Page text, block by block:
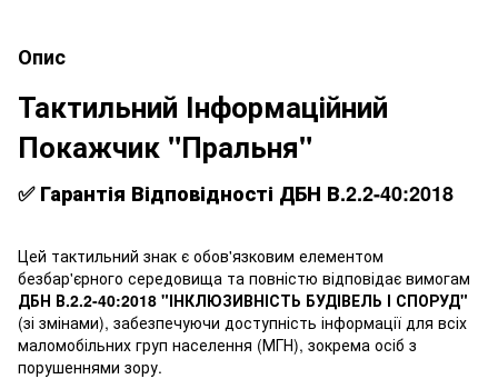
Опис
Тактильний Інформаційний
Покажчик "Пральня"
✅Гарантія Відповідності ДБН В.2.2-40:2018
Цей тактильний знак є обов'язковим елементом
безбар'єрного середовища та повністю відповідає вимогам
ДБН В.2.2-40:2018 "ІНКЛЮЗИВНІСТЬ БУДІВЕЛЬ І СПОРУД"
(зі змінами), забезпечуючи доступність інформації для всіх
маломобільних груп населення (МГН), зокрема осіб з
порушеннями зору.